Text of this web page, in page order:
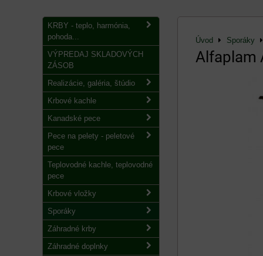
Úvod Sporáky
Alfaplam
KRBY - teplo, harmónia,
pohoda...
VÝPREDAJ SKLADOVÝCH
ZÁSOB
Realizácie, galéria, štúdio
Krbové kachle
Kanadské pece
Pece na pelety - peletové
pece
Teplovodné kachle, teplovodné
pece
Krbové vložky
Sporáky
Záhradné krby
Záhradné doplnky